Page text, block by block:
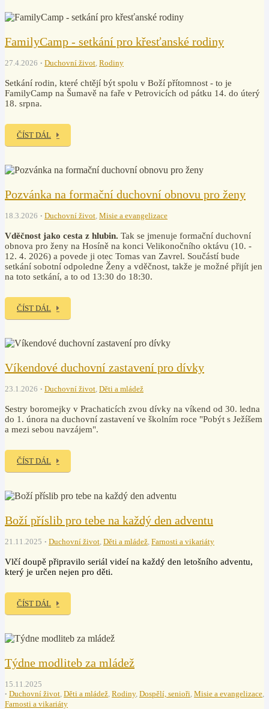
FamilyCamp - setkání pro křesťanské rodiny
27.4.2026 Duchovní život, Rodiny
Setkání rodin, které chtějí být spolu v Boží přítomnost - to je
FamilyCamp na Šumavě na faře v Petrovicích od pátku 14. do úterý
18. srpna.
ČÍST DÁL
Pozvánka na formační duchovní obnovu pro ženy
18.3.2026 Duchovní život, Misie a evangelizace
Vděčnost jako cesta z hlubin. Tak se jmenuje formační duchovní
obnova pro ženy na Hosíně na konci Velikonočního oktávu (10. -
12. 4. 2026) a povede ji otec Tomas van Zavrel. Součástí bude
setkání sobotní odpoledne Ženy a vděčnost, takže je možné přijít jen
na toto setkání, a to od 13:30 do 18:30.
ČÍST DÁL
Víkendové duchovní zastavení pro dívky
23.1.2026 Duchovní život, Děti a mládež
Sestry boromejky v Prachaticích zvou dívky na víkend od 30. ledna
do 1. února na duchovní zastavení ve školním roce "Pobýt s Ježíšem
a mezi sebou navzájem".
ČÍST DÁL
Boží příslib pro tebe na každý den adventu
21.11.2025 Duchovní život, Děti a mládež, Farnosti a vikariáty
Vlčí doupě připravilo seriál videí na každý den letošního adventu,
který je určen nejen pro děti.
ČÍST DÁL
Týdne modliteb za mládež
15.11.2025
Duchovní život, Děti a mládež, Rodiny, Dospělí, senioři, Misie a evangelizace,
Farnosti a vikariáty